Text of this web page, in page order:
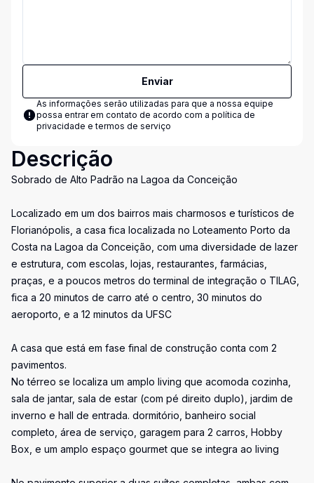
Enviar
As informações serão utilizadas para que a nossa equipe
possa entrar em contato de acordo com a política de
privacidade e termos de serviço
Descrição
Sobrado de Alto Padrão na Lagoa da Conceição
Localizado em um dos bairros mais charmosos e turísticos de
Florianópolis, a casa fica localizada no Loteamento Porto da
Costa na Lagoa da Conceição, com uma diversidade de lazer
e estrutura, com escolas, lojas, restaurantes, farmácias,
praças, e a poucos metros do terminal de integração o TILAG,
fica a 20 minutos de carro até o centro, 30 minutos do
aeroporto, e a 12 minutos da UFSC
A casa que está em fase final de construção conta com 2
pavimentos.
No térreo se localiza um amplo living que acomoda cozinha,
sala de jantar, sala de estar (com pé direito duplo), jardim de
inverno e hall de entrada. dormitório, banheiro social
completo, área de serviço, garagem para 2 carros, Hobby
Box, e um amplo espaço gourmet que se integra ao living